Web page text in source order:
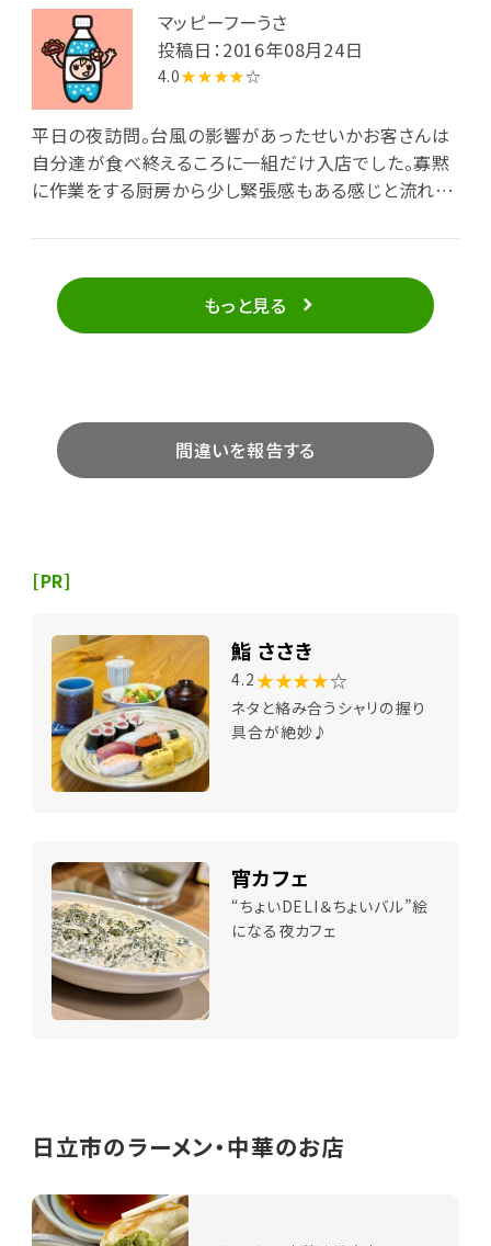
マッピーフーうさ
投稿日：2016年08月24日
4.0★★★★☆
平日の夜訪問。台風の影響があったせいかお客さんは
自分達が食べ終えるころに一組だけ入店でした。寡黙
に作業をする厨房から少し緊張感もある感じと流れる
感じましたが、出されるラーメン・ミニチャーシュー丼・
餃子どれも美味しくいただきました。特にこちらのチャ
ーシューが絶妙な柔らかさでたまりません。ごちそうさ
までした。
もっと見る
間違いを報告する
[PR]
鮨 ささき
4.2 ★★★★☆
ネタと絡み合うシャリの握り
具合が絶妙♪
宵カフェ
“ちょいDELI＆ちょいバル”絵
になる夜カフェ
日立市のラーメン・中華のお店